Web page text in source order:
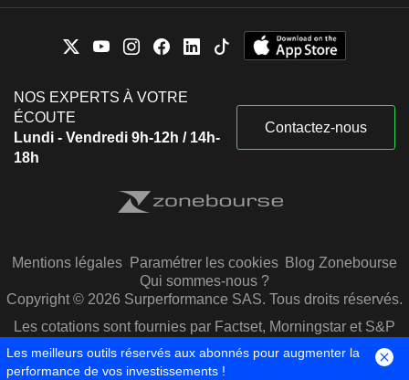
NOS EXPERTS À VOTRE
ÉCOUTE
Lundi - Vendredi 9h-12h / 14h-
18h
Contactez-nous
Mentions légales Paramétrer les cookies Blog Zonebourse
Qui sommes-nous ?
Copyright © 2026 Surperformance SAS. Tous droits réservés.
Les cotations sont fournies par Factset, Morningstar et S&P
Capital IQ
Les meilleurs outils réservés aux abonnés pour augmenter la
performance de vos investissements !